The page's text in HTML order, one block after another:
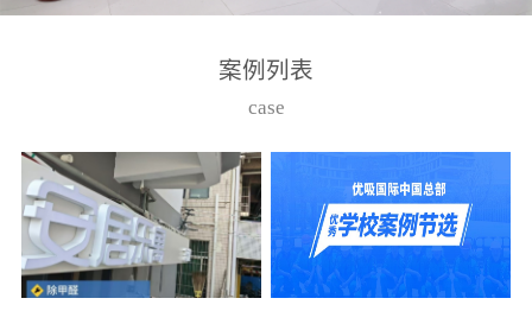
高技能的团队。汇聚了众
取得了多项产品技术专利
和多项国家版权局著作
权，获得高新技术企业称
号。生产优势自主生产自
给自足，优吸公司于2015
案例列表
case